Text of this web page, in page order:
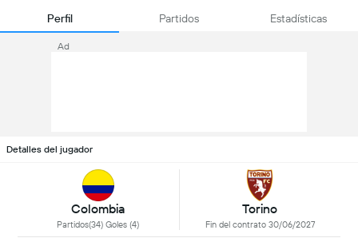
Perfil Partidos Estadísticas
Ad
Detalles del jugador
Colombia
Partidos(34) Goles (4)
Torino
Fin del contrato 30/06/2027